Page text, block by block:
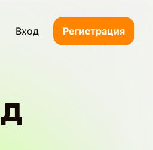
Вход Регистрация